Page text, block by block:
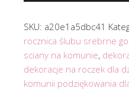
SKU: a20e1a5dbc41
rocznica ślubu srebrne
sciany na komunie,
dekoracje na roczek dla
komunii podziękowania